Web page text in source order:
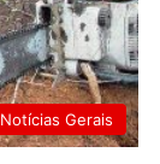
Notícias Gerais